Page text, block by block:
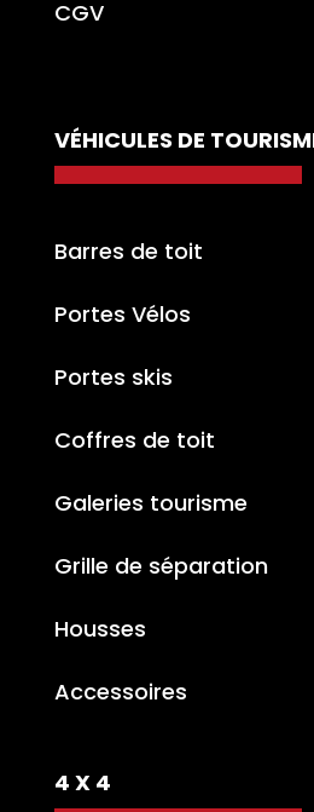
CGV
VÉHICULES DE
Barres de toit
Portes Vélos
Portes skis
Coffres de toit
Galeries tourisme
Grille de séparation
Housses
Accessoires
4 X 4